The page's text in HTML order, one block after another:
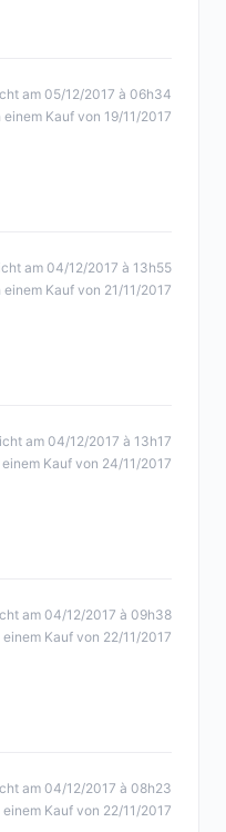
am 05/12/2017 à 06h34
einem Kauf von 19/11/2017
am 04/12/2017 à 13h55
einem Kauf von 21/11/2017
am 04/12/2017 à 13h17
Kauf von 24/11/2017
am 04/12/2017 à 09h38
einem Kauf von 22/11/2017
am 04/12/2017 à 08h23
einem Kauf von 22/11/2017